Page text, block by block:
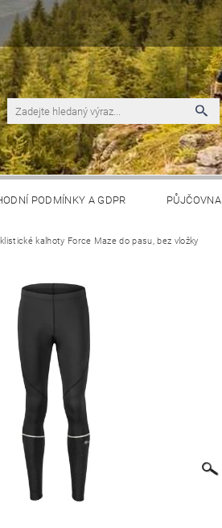
PODMÍNKY A GDPR
kalhoty Force Maze do pasu, bez vložky